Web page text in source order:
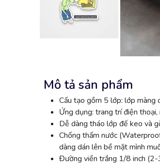
Mô tả sản phẩm
Cấu tạo gồm 5 lớp: lớp màng
Ứng dụng: trang trí điện
Dễ dàng tháo lớp đế keo và
Chống thấm nước
dàng dán lên bề mặt mình
Đường viền trắng 1/8 inch